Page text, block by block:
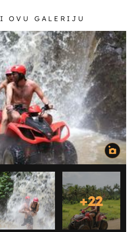
I OVU GALERIJU
+22